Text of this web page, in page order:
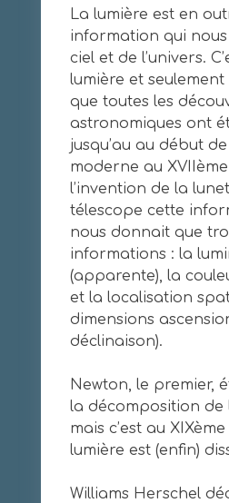
La lumière est en
information qui
ciel et de l’univers.
lumière et
que toutes les
astronomiques ont
jusqu’au au début
moderne au
l’invention de la
télescope cette
nous donnait que
informations : la
(apparente), la
et la localisation
dimensions
déclinaison).
Newton, le premier,
la décomposition de
mais c’est au
lumière est (enfin)
Williams Herschel